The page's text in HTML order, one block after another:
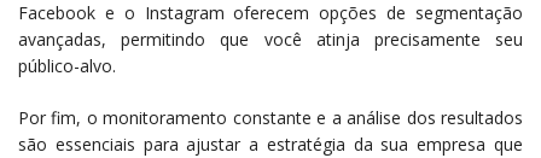
Facebook e o Instagram oferecem opções de segmentação
avançadas, permitindo que você atinja precisamente seu
público-alvo.
Por fim, o monitoramento constante e a análise dos resultados
são essenciais para ajustar a estratégia da sua empresa que